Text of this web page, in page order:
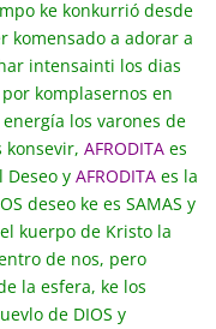
ke konkurrió desde
komensado a adorar a
intensainti los dias
komplasernos en
los varones de
konsevir,AFRODITA es
Deseo yAFRODITA es la
deseo ke es SAMAS y
kuerpo de Kristo la
de nos, pero
la esfera, ke los
de DIOS y